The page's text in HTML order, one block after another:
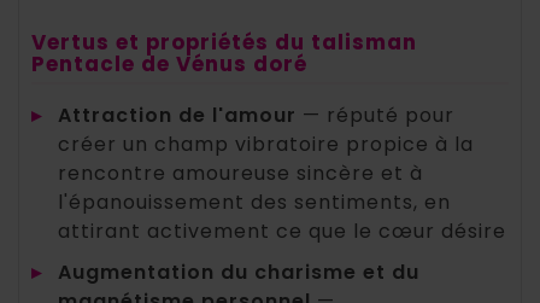
Vertus et propriétés du talisman
Pentacle de Vénus doré
▸ Attraction de l'amour — réputé pour
créer un champ vibratoire propice à la
rencontre amoureuse sincère et à
l'épanouissement des sentiments, en
attirant activement ce que le cœur désire
▸
Augmentation du charisme et du